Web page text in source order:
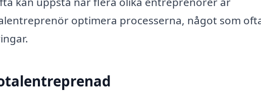
optimera processerna, något som